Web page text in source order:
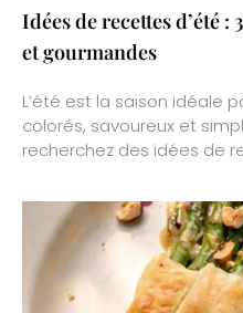
Idées de recettes d’été
et gourmandes
L’été est la saison idéale
colorés, savoureux et
recherchez des idées de